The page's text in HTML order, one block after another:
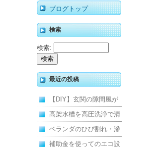
ブログトップ
検索
検索:
最近の投稿
【DIY】玄関の隙間風が
寒くて断熱ドアに交換し
ました
高架水槽を高圧洗浄で清
掃！衛生的な給水環境を
維持｜施工事例
ベランダのひび割れ・滲
みを解消！賃貸マンショ
補助金を使ってのエコ設